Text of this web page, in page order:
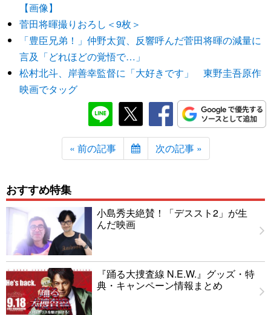
【画像】
菅田将暉撮りおろし＜9枚＞
「豊臣兄弟！」仲野太賀、反響呼んだ菅田将暉の減量に
言及「どれほどの覚悟で…」
松村北斗、岸善幸監督に「大好きです」 東野圭吾原作
映画でタッグ
« 前の記事 次の記事 »
おすすめ特集
小島秀夫絶賛！「デススト2」が生
んだ映画
『踊る大捜査線 N.E.W.』グッズ・特
典・キャンペーン情報まとめ